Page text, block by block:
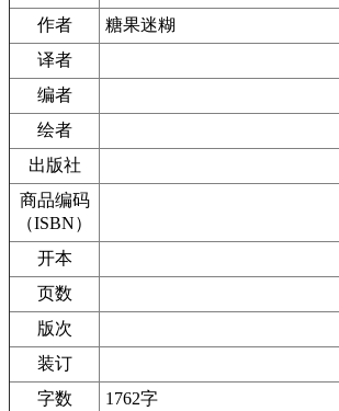
作者
糖果迷糊
译者
编者
绘者
出版社
商品编码
（ISBN）
开本
页数
版次
装订
字数
1762字